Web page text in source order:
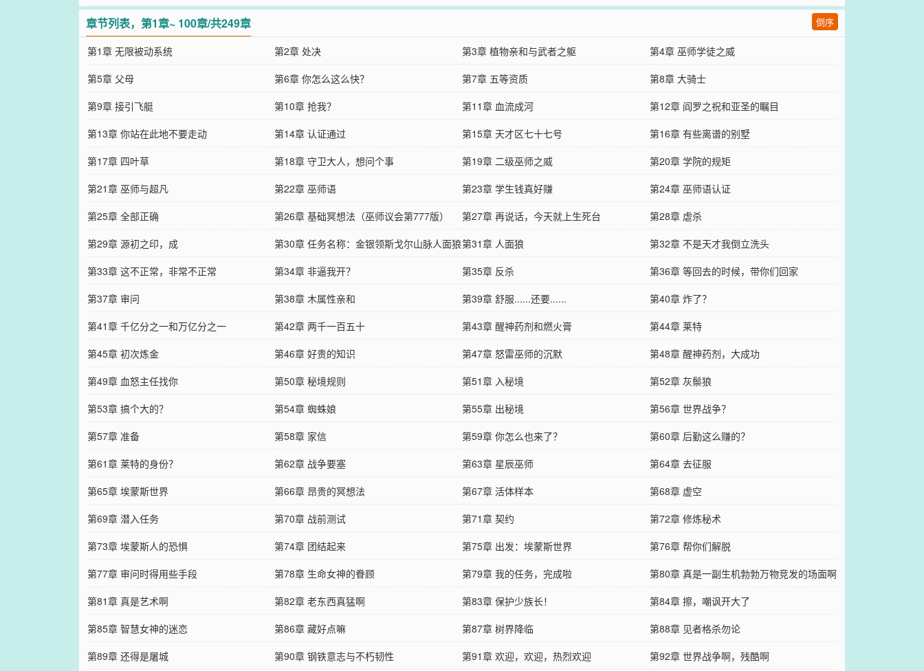
章节列表，第1章~ 100章/共249章 倒序
第1章 无限被动系统 第2章 处决 第3章 植物亲和与武者之躯
第4章 巫师学徒之威
第5章 父母
第6章 你怎么这么快？ 第7章 五等资质
第8章 大骑士
第9章 接引飞艇
第10章 抢我？ 第11章 血流成河
第12章 阎罗之祝和亚圣的瞩目
第13章 你站在此地不要走动
第14章 认证通过 第15章 天才区七十七号
第16章 有些离谱的别墅
第17章 四叶草
第18章 守卫大人，想问个事 第19章 二级巫师之威
第20章 学院的规矩
第21章 巫师与超凡
第22章 巫师语 第23章 学生钱真好赚
第24章 巫师语认证
第25章 全部正确
第26章 基础冥想法（巫师议会第777版） 第27章 再说话，今天就上生死台
第28章 虐杀
第29章 源初之印，成
第30章 任务名称：金银领斯戈尔山脉人面狼
群
第31章 人面狼
第32章 不是天才我倒立洗头
第33章 这不正常，非常不正常
第34章 非逼我开？ 第35章 反杀
第36章 等回去的时候，带你们回家
第37章 审问
第38章 木属性亲和 第39章 舒服......还要......
第40章 炸了？
第41章 千亿分之一和万亿分之一
第42章 两千一百五十 第43章 醒神药剂和燃火膏
第44章 莱特
第45章 初次炼金
第46章 好贵的知识 第47章 怒雷巫师的沉默
第48章 醒神药剂，大成功
第49章 血怒主任找你
第50章 秘境规则 第51章 入秘境
第52章 灰鬃狼
第53章 搞个大的？
第54章 蜘蛛娘 第55章 出秘境
第56章 世界战争？
第57章 准备
第58章 家信 第59章 你怎么也来了？
第60章 后勤这么赚的？
第61章 莱特的身份？
第62章 战争要塞 第63章 星辰巫师
第64章 去征服
第65章 埃蒙斯世界
第66章 昂贵的冥想法 第67章 活体样本
第68章 虚空
第69章 潜入任务
第70章 战前测试 第71章 契约
第72章 修炼秘术
第73章 埃蒙斯人的恐惧
第74章 团结起来 第75章 出发：埃蒙斯世界
第76章 帮你们解脱
第77章 审问时得用些手段
第78章 生命女神的眷顾 第79章 我的任务，完成啦
第80章 真是一副生机勃勃万物竞发的场面啊
第81章 真是艺术啊
第82章 老东西真猛啊 第83章 保护少族长！
第84章 擦，嘲讽开大了
第85章 智慧女神的迷恋
第86章 藏好点嘛 第87章 树界降临
第88章 见者格杀勿论
第89章 还得是屠城
第90章 钢铁意志与不朽韧性 第91章 欢迎，欢迎，热烈欢迎 第92章 世界战争啊，残酷啊